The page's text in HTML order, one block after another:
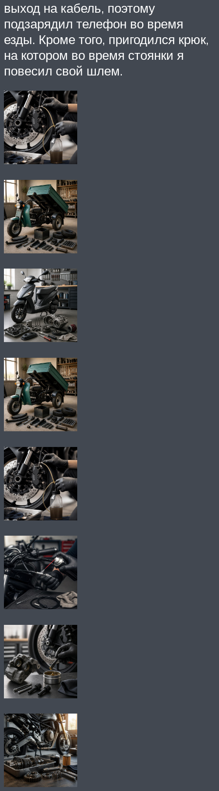
выход на кабель, поэтому
подзарядил телефон во время
езды. Кроме того, пригодился крюк,
на котором во время стоянки я
повесил свой шлем.